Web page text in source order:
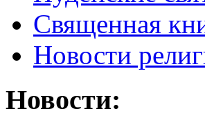
Священная
Новости
Новости: